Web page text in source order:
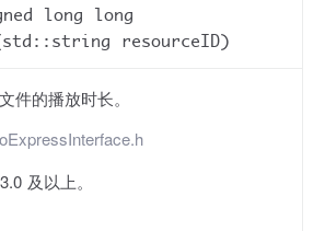
long long
resourceID)
件的播放时长。
及以上。